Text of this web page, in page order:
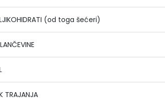
(od toga šećeri)
TRAJANJA